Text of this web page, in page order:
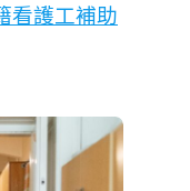
看護工補助